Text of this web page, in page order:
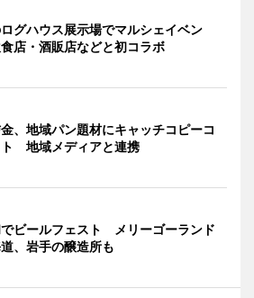
グハウス展示場でマルシェイベン
店・酒販店などと初コラボ
、地域パン題材にキャッチコピーコ
ト 地域メディアと連携
ビールフェスト メリーゴーランド
、岩手の醸造所も